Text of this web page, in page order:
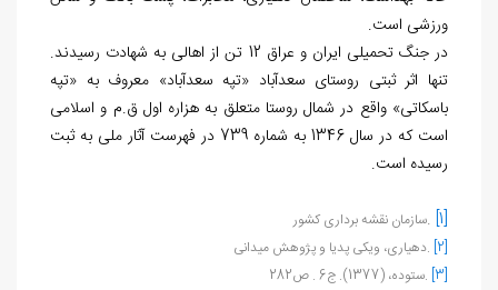
ورزشی است.
در جنگ تحمیلی ایران و عراق 12 تن از اهالی به شهادت رسیدند.
تنها اثر ثبتی روستای سعدآباد «تپه سعدآباد» معروف به «تپه
باسکاتی» واقع در شمال روستا متعلق به هزاره اول ق.م و اسلامی
است که در سال 1346 به شماره 739 در فهرست آثار ملی به ثبت
رسیده است.
[1]
.سازمان نقشه برداری کشور
[2] .دهیاری، ویکی پدیا و پژوهش میدانی
[3] .ستوده، (1377). ج6 . ص282